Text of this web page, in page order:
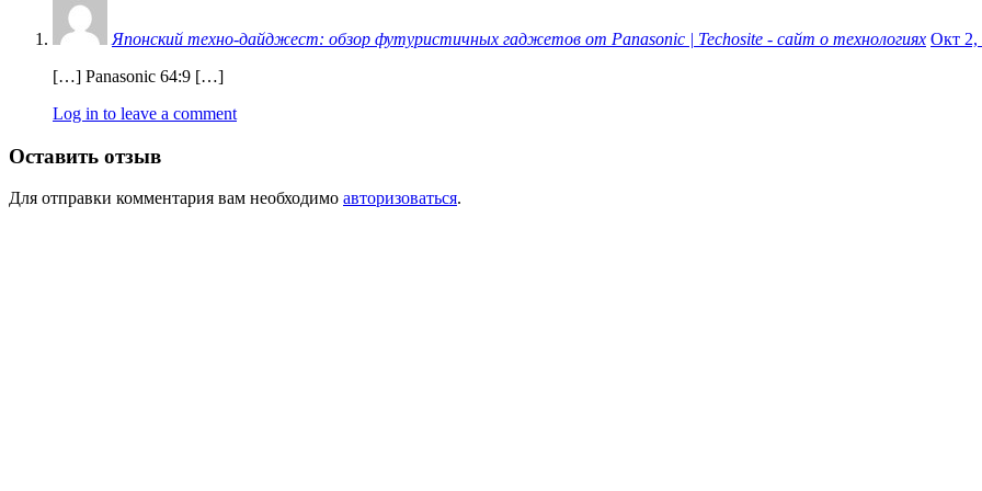
Японский техно-дайджест: обзор футуристичных гаджетов от Panasonic | Techosite - сайт о технологиях Окт 2,
[…] Panasonic 64:9 […]
Log in to leave a comment
Оставить отзыв
Для отправки комментария вам необходимо авторизоваться.